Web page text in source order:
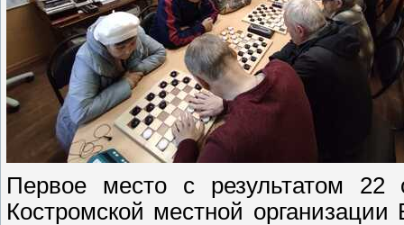
Первое место с результатом
Костромской местной